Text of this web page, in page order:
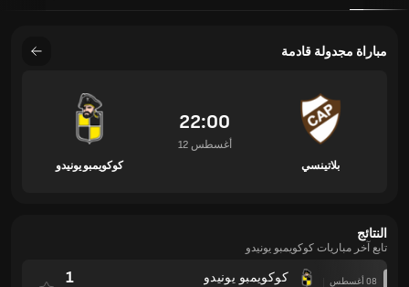
مباراة مجدولة قادمة
بلاتينسي
22:00
12 أغسطس
كوكويمبو يونيدو
النتائج
تابع آخر مباريات كوكويمبو يونيدو
08 أغسطس
كوكويمبو يونيدو
1